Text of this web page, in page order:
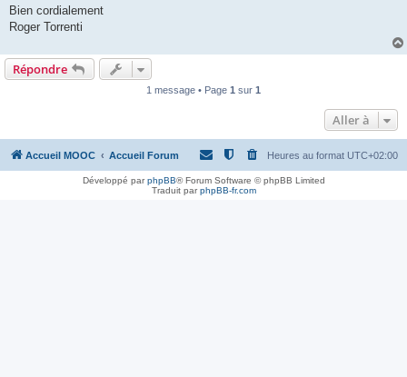
Bien cordialement
Roger Torrenti
Répondre
1 message • Page 1 sur 1
Aller à
Accueil MOOC Accueil Forum Heures au format UTC+02:00
Développé parphpBB® Forum Software © phpBB Limited
Traduit parphpBB-fr.com